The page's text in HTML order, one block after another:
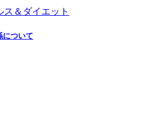
ス＆ダイエット
について